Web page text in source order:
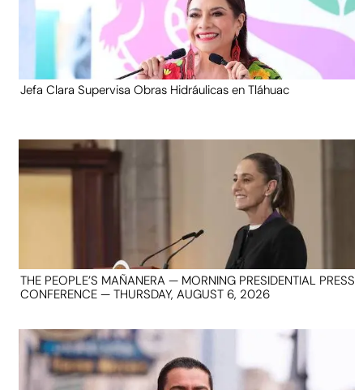
Jefa Clara Supervisa Obras Hidráulicas en Tláhuac
THE PEOPLE’S MAÑANERA — MORNING PRESIDENTIAL PRESS
CONFERENCE — THURSDAY, AUGUST 6, 2026